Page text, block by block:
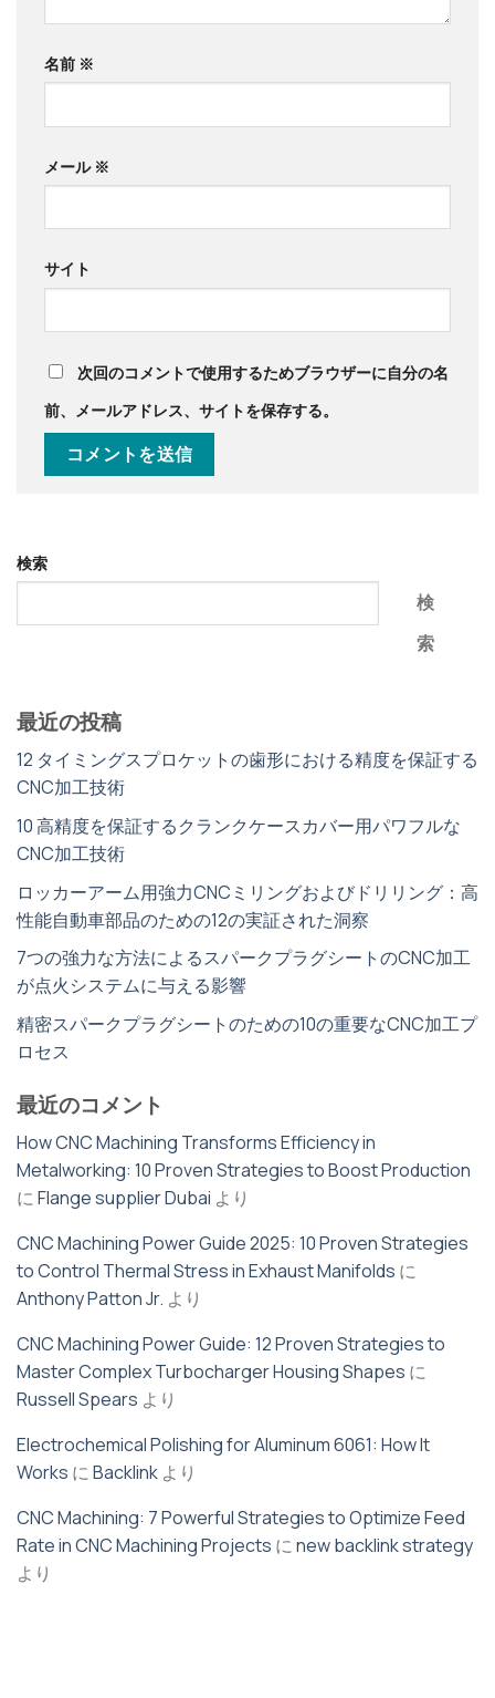
名前 ※
メール ※
サイト
次回のコメントで使用するためブラウザーに自分の名
前、メールアドレス、サイトを保存する。
検索
検
索
最近の投稿
12 タイミングスプロケットの歯形における精度を保証する
CNC加工技術
10 高精度を保証するクランクケースカバー用パワフルな
CNC加工技術
ロッカーアーム用強力CNCミリングおよびドリリング：高
性能自動車部品のための12の実証された洞察
7つの強力な方法によるスパークプラグシートのCNC加工
が点火システムに与える影響
精密スパークプラグシートのための10の重要なCNC加工プ
ロセス
最近のコメント
How CNC Machining Transforms Efficiency in
Metalworking: 10 Proven Strategies to Boost Production
にFlange supplier Dubai より
CNC Machining Power Guide 2025: 10 Proven Strategies
to Control Thermal Stress in Exhaust Manifolds に
Anthony Patton Jr. より
CNC Machining Power Guide: 12 Proven Strategies to
Master Complex Turbocharger Housing Shapes に
Russell Spears より
Electrochemical Polishing for Aluminum 6061: How It
Works にBacklink より
CNC Machining: 7 Powerful Strategies to Optimize Feed
Rate in CNC Machining Projects にnew backlink strategy
より